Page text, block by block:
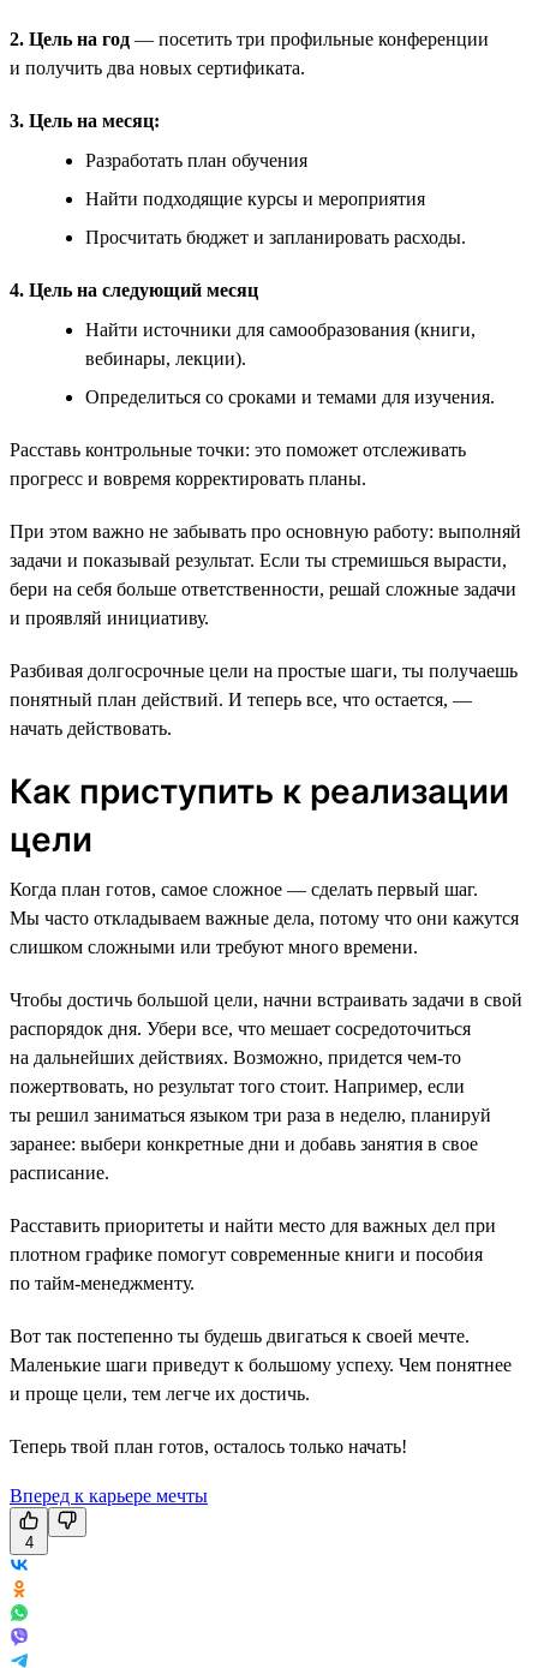
2. Цель на год — посетить три профильные конференции
и получить два новых сертификата.
3. Цель на месяц:
Разработать план обучения
Найти подходящие курсы и мероприятия
Просчитать бюджет и запланировать расходы.
4. Цель на следующий месяц
Найти источники для самообразования (книги,
вебинары, лекции).
Определиться со сроками и темами для изучения.
Расставь контрольные точки: это поможет отслеживать
прогресс и вовремя корректировать планы.
При этом важно не забывать про основную работу: выполняй
задачи и показывай результат. Если ты стремишься вырасти,
бери на себя больше ответственности, решай сложные задачи
и проявляй инициативу.
Разбивая долгосрочные цели на простые шаги, ты получаешь
понятный план действий. И теперь все, что остается, —
начать действовать.
Как приступить к реализации
цели
Когда план готов, самое сложное — сделать первый шаг.
Мы часто откладываем важные дела, потому что они кажутся
слишком сложными или требуют много времени.
Чтобы достичь большой цели, начни встраивать задачи в свой
распорядок дня. Убери все, что мешает сосредоточиться
на дальнейших действиях. Возможно, придется чем-то
пожертвовать, но результат того стоит. Например, если
ты решил заниматься языком три раза в неделю, планируй
заранее: выбери конкретные дни и добавь занятия в свое
расписание.
Расставить приоритеты и найти место для важных дел при
плотном графике помогут современные книги и пособия
по тайм-менеджменту.
Вот так постепенно ты будешь двигаться к своей мечте.
Маленькие шаги приведут к большому успеху. Чем понятнее
и проще цели, тем легче их достичь.
Теперь твой план готов, осталось только начать!
Вперед к карьере мечты
4